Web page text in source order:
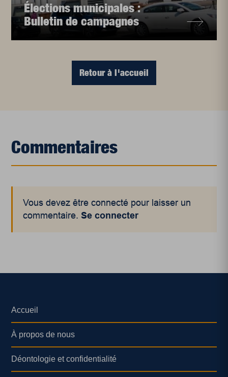
Élections municipales :
Bulletin de campagnes
Retour à l'accueil
Commentaires
Vous devez être connecté pour laisser un
commentaire.Se connecter
Accueil
À propos de nous
Déontologie et confidentialité